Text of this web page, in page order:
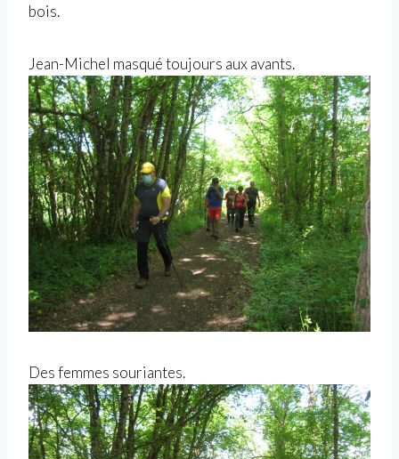
bois.
Jean-Michel masqué toujours aux avants.
Des femmes souriantes.